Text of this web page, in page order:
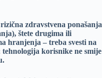
zdravstvena ponašanja
štete drugima ili
hranjenja – treba svesti na
korisnike ne smije